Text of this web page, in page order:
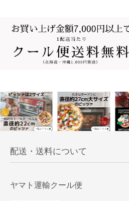
配送・送料について
ヤマト運輸クール便